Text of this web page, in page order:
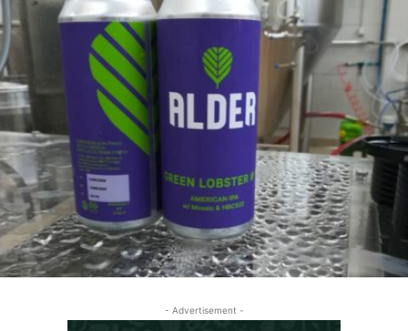
- Advertisement -